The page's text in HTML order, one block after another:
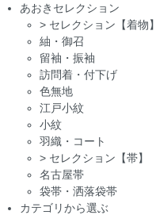
あおきセレクション
> セレクション【着物】
紬・御召
留袖・振袖
訪問着・付下げ
色無地
江戸小紋
小紋
羽織・コート
> セレクション【帯】
名古屋帯
袋帯・洒落袋帯
カテゴリから選ぶ